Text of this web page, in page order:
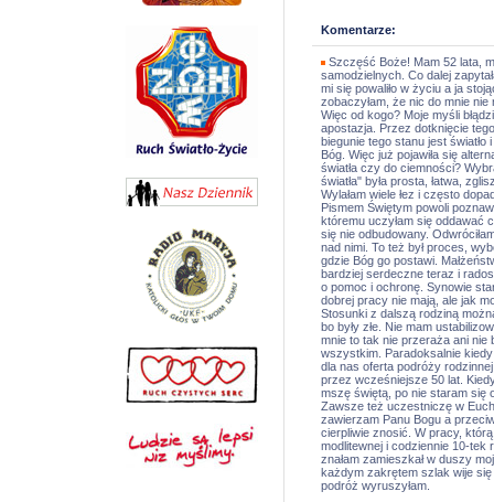
Komentarze:
Szczęść Boże! Mam 52 lata,
samodzielnych. Co dalej
mi się powaliło w życiu a ja
zobaczyłam, że nic do mnie
Więc od kogo? Moje myśli
apostazja. Przez dotknięcie
biegunie tego stanu jest światło
Bóg. Więc już pojawiła się
światła czy do ciemności?
światła" była prosta, łatwa,
Wylałam wiele łez i często
Pismem Świętym powoli
któremu uczyłam się oddawać
się nie odbudowany.
nad nimi. To też był proces,
gdzie Bóg go postawi.
bardziej serdeczne teraz i
o pomoc i ochronę. Synowie
dobrej pracy nie mają, ale jak
Stosunki z dalszą rodziną
bo były złe. Nie mam
mnie to tak nie przeraża ani nie
wszystkim. Paradoksalnie
dla nas oferta podróży
przez wcześniejsze 50 lat.
mszę świętą, po nie staram się
Zawsze też uczestniczę w
zawierzam Panu Bogu a
cierpliwie znosić. W pracy,
modlitewnej i codziennie 10-tek
znałam zamieszkał w duszy
każdym zakrętem szlak wije się
podróż wyruszyłam.